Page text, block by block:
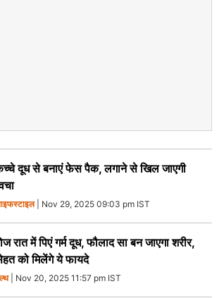
दूध से बनाएं फेस पैक, लगाने से खिल जाएगी
| Nov 29, 2025 09:03 pm IST
रात में पिएं गर्म दूध, फौलाद सा बन जाएगा शरीर,
को मिलेंगे ये फायदे
| Nov 20, 2025 11:57 pm IST